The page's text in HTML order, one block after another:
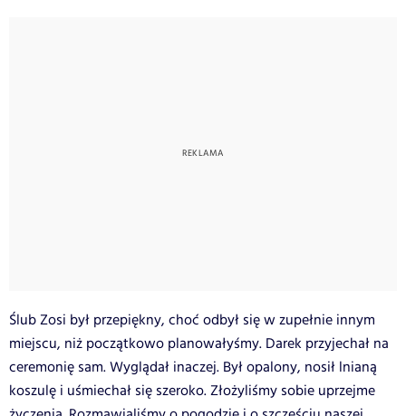
Ślub Zosi był przepiękny, choć odbył się w zupełnie innym
miejscu, niż początkowo planowałyśmy. Darek przyjechał na
ceremonię sam. Wyglądał inaczej. Był opalony, nosił lnianą
koszulę i uśmiechał się szeroko. Złożyliśmy sobie uprzejme